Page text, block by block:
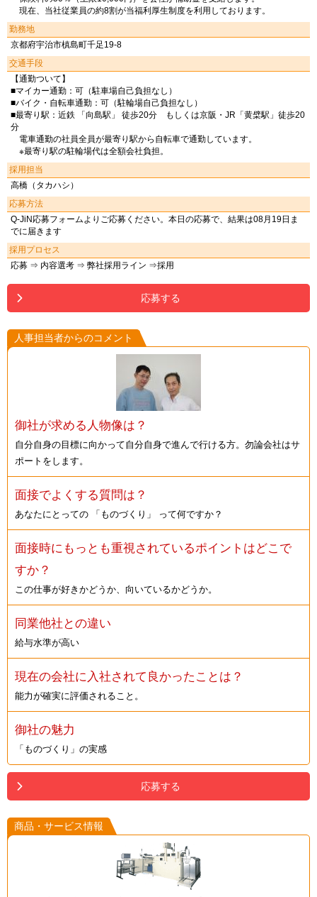
現在、当社従業員の約8割が当福利厚生制度を利用しております。
勤務地
京都府宇治市槙島町千足19-8
交通手段
【通勤ついて】
■マイカー通勤：可（駐車場自己負担なし）
■バイク・自転車通勤：可（駐輪場自己負担なし）
■最寄り駅：近鉄 「向島駅」 徒歩20分 もしくは京阪・JR「黄檗駅」徒歩20
分
電車通勤の社員全員が最寄り駅から自転車で通勤しています。
※最寄り駅の駐輪場代は全額会社負担。
採用担当
高橋（タカハシ）
応募方法
Q-JiN応募フォームよりご応募ください。本日の応募で、結果は08月19日ま
でに届きます
採用プロセス
応募 ⇒ 内容選考 ⇒ 弊社採用ライン ⇒採用
応募する
人事担当者からのコメント
御社が求める人物像は？
自分自身の目標に向かって自分自身で進んで行ける方。勿論会社はサ
ポートをします。
面接でよくする質問は？
あなたにとっての 「ものづくり」 って何ですか？
面接時にもっとも重視されているポイントはどこで
すか？
この仕事が好きかどうか、向いているかどうか。
同業他社との違い
給与水準が高い
現在の会社に入社されて良かったことは？
能力が確実に評価されること。
御社の魅力
「ものづくり」の実感
応募する
商品・サービス情報